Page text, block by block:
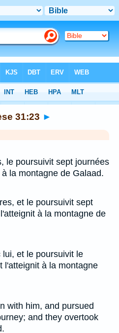
31:23 ►
le poursuivit sept journées
la montagne de Galaad.
et le poursuivit sept
à la montagne de
et le poursuivit le
l'atteignit à la montagne
with him, and pursued
and they overtook